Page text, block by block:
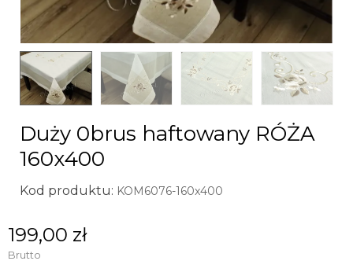
Duży 0brus haftowany RÓŻA
160x400
Kod produktu: KOM6076-160x400
199,00 zł
Brutto